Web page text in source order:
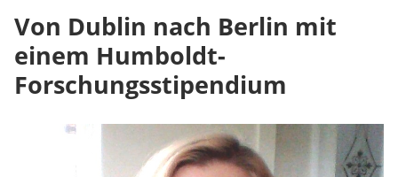
Von Dublin nach Berlin mit
einem Humboldt-
Forschungsstipendium